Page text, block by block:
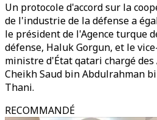
Un protocole d'accord sur la
de l'industrie de la défense a
le président de l'Agence turque
défense, Haluk Gorgun, et le
ministre d'État qatari chargé
Cheikh Saud bin Abdulrahman
Thani.
RECOMMANDÉ